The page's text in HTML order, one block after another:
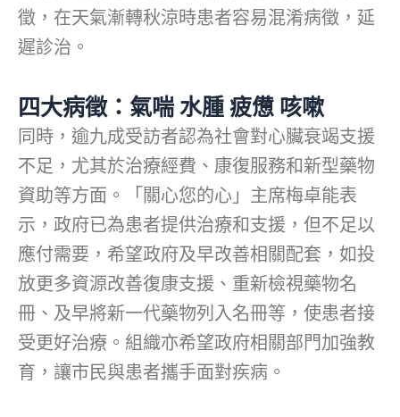
徵，在天氣漸轉秋涼時患者容易混淆病徵，延
遲診治。
四大病徵：氣喘 水腫 疲憊 咳嗽
同時，逾九成受訪者認為社會對心臟衰竭支援
不足，尤其於治療經費、康復服務和新型藥物
資助等方面。「關心您的心」主席梅卓能表
示，政府已為患者提供治療和支援，但不足以
應付需要，希望政府及早改善相關配套，如投
放更多資源改善復康支援、重新檢視藥物名
冊、及早將新一代藥物列入名冊等，使患者接
受更好治療。組織亦希望政府相關部門加強教
育，讓市民與患者攜手面對疾病。